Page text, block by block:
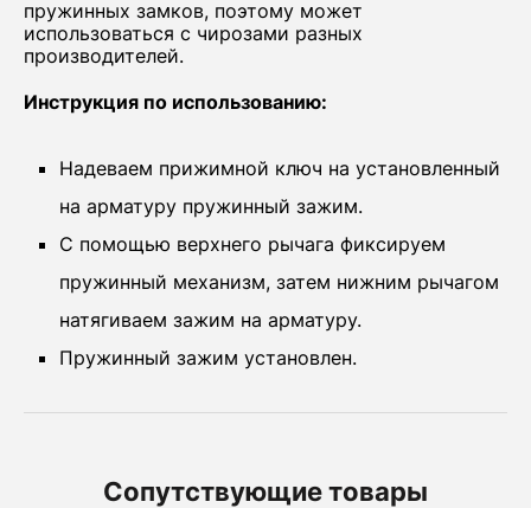
пружинных замков, поэтому может
использоваться с чирозами разных
производителей.
Инструкция по использованию:
Надеваем прижимной ключ на установленный
на арматуру пружинный зажим.
С помощью верхнего рычага фиксируем
пружинный механизм, затем нижним рычагом
натягиваем зажим на арматуру.
Пружинный зажим установлен.
Сопутствующие товары